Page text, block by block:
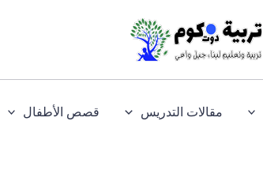
مقالات التدريس قصص الأطفال